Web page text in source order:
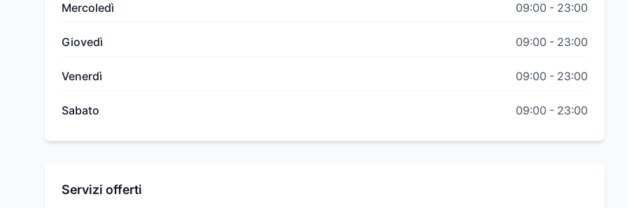
Mercoledì 09:00 - 23:00
Giovedì 09:00 - 23:00
Venerdì 09:00 - 23:00
Sabato 09:00 - 23:00
Servizi offerti